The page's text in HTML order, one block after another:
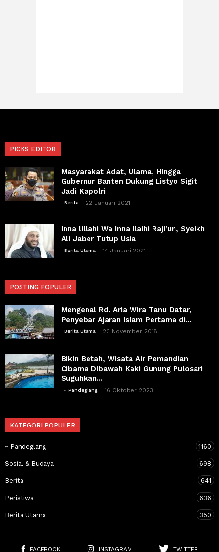
PICKS EDITOR
Masyarakat Adat, Ulama, Hingga
Gubernur Banten Dukung Listyo Sigit
Jadi Kapolri
Berita 22 Januari 2021
Inna lillahi Wa Inna Ilaihi Raji’un, Syeikh
Ali Jaber Tutup Usia
Berita Utama 14 Januari 2021
POSTING POPULER
Mengenal Rd. Aria Wira Tanu Datar,
Penyebar Ajaran Islam Pertama di...
Berita Utama 20 November 2018
Bikin Betah, Wisata Air Pemandian
Cibama Dibawah Kaki Gunung Pulosari
Suguhkan...
~ Pandeglang 16 Oktober 2023
KATEGORI POPULER
~ Pandeglang 1160
Sosial & Budaya 698
Berita 641
Peristiwa 636
Berita Utama 350
FACEBOOK INSTAGRAM TWITTER